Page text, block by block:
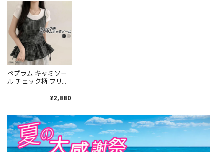
伸縮性 着回し 冷房対
策 デート [LS-
CGT152]
ペプラム キャミソー
ル チェック柄 フリル
ティアード ビスチェ
い フェミニン ガーリ
ー サイドリボン レイ
ヤード 重ね着 ギャザ
ーフリル 大人可愛い
大人女子 [LS-CGT096]
¥2,880